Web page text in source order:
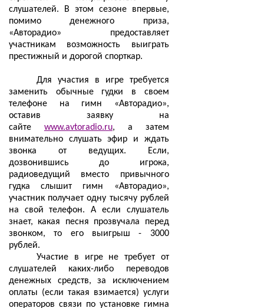
слушателей. В этом сезоне впервые,
помимо денежного приза,
«Авторадио» предоставляет
участникам возможность выиграть
престижный и дорогой спорткар.
Для участия в игре требуется
заменить обычные гудки в своем
телефоне на гимн «Авторадио»,
оставив заявку на
сайте www.avtoradio.ru, а затем
внимательно слушать эфир и ждать
звонка от ведущих. Если,
дозвонившись до игрока,
радиоведущий вместо привычного
гудка слышит гимн «Авторадио»,
участник получает одну тысячу рублей
на свой телефон. А если слушатель
знает, какая песня прозвучала перед
звонком, то его выигрыш - 3000
рублей.
Участие в игре не требует от
слушателей каких-либо переводов
денежных средств, за исключением
оплаты (если такая взимается) услуги
операторов связи по установке гимна